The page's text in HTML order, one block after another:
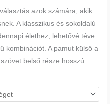
azok számára, akik
A klasszikus és sokoldalú
élethez, lehetővé téve
kombinációt. A pamut külső a
belső része hosszú